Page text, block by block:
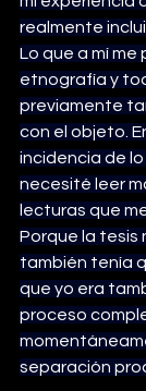
realmente
Lo que a mí
etnografía y
previamente
con el objeto.
incidencia de
necesité leer
lecturas que
Porque la tesis
también tenía
que yo era
proceso
separación